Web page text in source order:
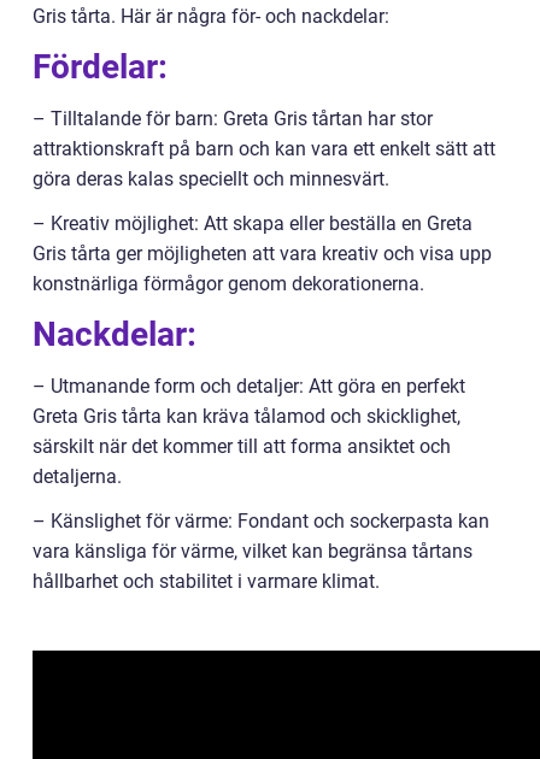
Gris tårta. Här är några för- och nackdelar:
Fördelar:
– Tilltalande för barn: Greta Gris tårtan har stor
attraktionskraft på barn och kan vara ett enkelt sätt att
göra deras kalas speciellt och minnesvärt.
– Kreativ möjlighet: Att skapa eller beställa en Greta
Gris tårta ger möjligheten att vara kreativ och visa upp
konstnärliga förmågor genom dekorationerna.
Nackdelar:
– Utmanande form och detaljer: Att göra en perfekt
Greta Gris tårta kan kräva tålamod och skicklighet,
särskilt när det kommer till att forma ansiktet och
detaljerna.
– Känslighet för värme: Fondant och sockerpasta kan
vara känsliga för värme, vilket kan begränsa tårtans
hållbarhet och stabilitet i varmare klimat.